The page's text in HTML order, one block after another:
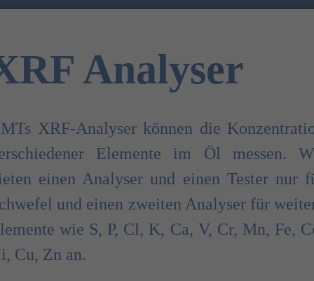
Analyser
XRF-Analyser können die
Elemente im Öl messen.
einen Analyser und einen Tester nur
und einen zweiten Analyser für
wie S, P, Cl, K, Ca, V, Cr, Mn, Fe,
Cu, Zn an.